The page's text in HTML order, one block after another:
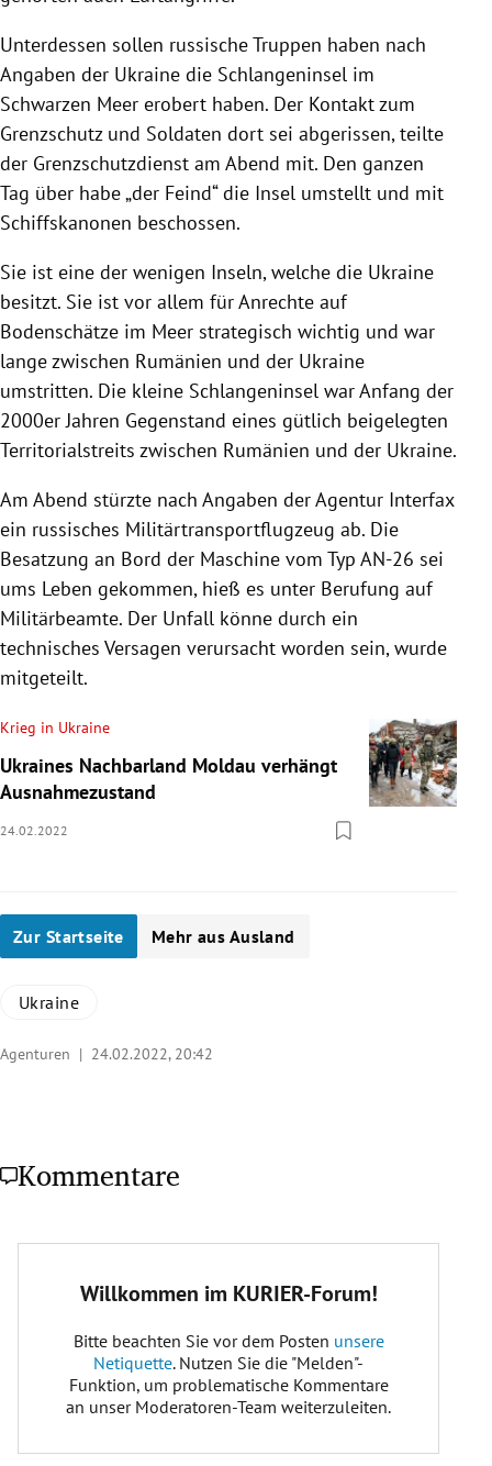
Unterdessen sollen russische Truppen haben nach
Angaben der Ukraine die Schlangeninsel im
Schwarzen Meer erobert haben. Der Kontakt zum
Grenzschutz und Soldaten dort sei abgerissen, teilte
der Grenzschutzdienst am Abend mit. Den ganzen
Tag über habe „der Feind“ die Insel umstellt und mit
Schiffskanonen beschossen.
Sie ist eine der wenigen Inseln, welche die Ukraine
besitzt. Sie ist vor allem für Anrechte auf
Bodenschätze im Meer strategisch wichtig und war
lange zwischen Rumänien und der Ukraine
umstritten. Die kleine Schlangeninsel war Anfang der
2000er Jahren Gegenstand eines gütlich beigelegten
Territorialstreits zwischen Rumänien und der Ukraine.
Am Abend stürzte nach Angaben der Agentur Interfax
ein russisches Militärtransportflugzeug ab. Die
Besatzung an Bord der Maschine vom Typ AN-26 sei
ums Leben gekommen, hieß es unter Berufung auf
Militärbeamte. Der Unfall könne durch ein
technisches Versagen verursacht worden sein, wurde
mitgeteilt.
Krieg in Ukraine
Ukraines Nachbarland Moldau verhängt
Ausnahmezustand
24.02.2022
Zur Startseite Mehr aus Ausland
Ukraine
Agenturen | 24.02.2022, 20:42
Kommentare